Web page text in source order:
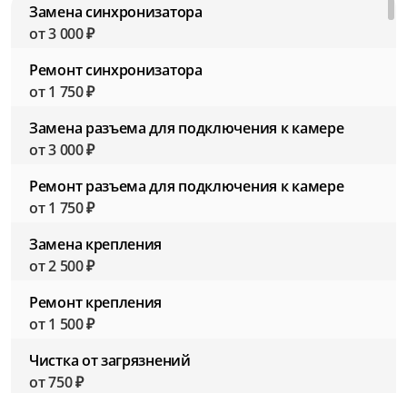
Замена синхронизатора
от 3 000 ₽
Ремонт синхронизатора
от 1 750 ₽
Замена разъема для подключения к камере
от 3 000 ₽
Ремонт разъема для подключения к камере
от 1 750 ₽
Замена крепления
от 2 500 ₽
Ремонт крепления
от 1 500 ₽
Чистка от загрязнений
от 750 ₽